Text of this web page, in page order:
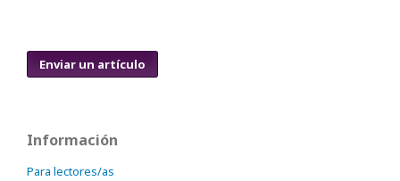
Enviar un artículo
Información
Para lectores/as